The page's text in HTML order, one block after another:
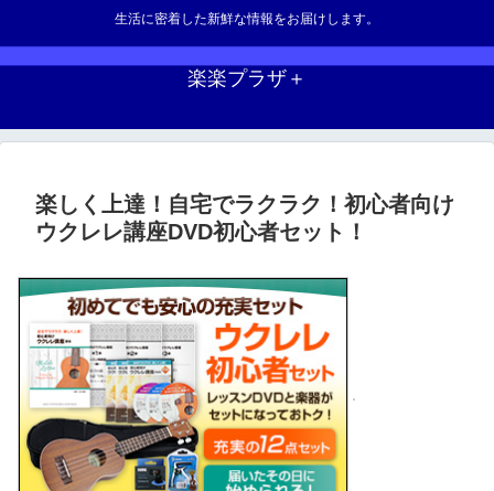
生活に密着した新鮮な情報をお届けします。
楽楽プラザ＋
楽しく上達！自宅でラクラク！初心者向け
ウクレレ講座DVD初心者セット！